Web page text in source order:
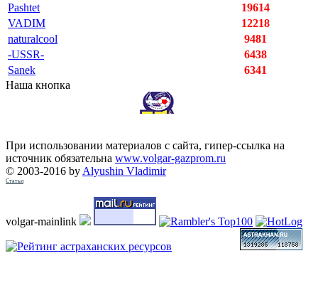
Pashtet
19614
VADIM
12218
naturalcool
9481
-USSR-
6438
Sanek
6341
Наша кнопка
При использовании материалов с сайта, гипер-ссылка на
источник обязательна www.volgar-gazprom.ru
© 2003-2016 by Alyushin Vladimir
Статьи
volgar-mainlink